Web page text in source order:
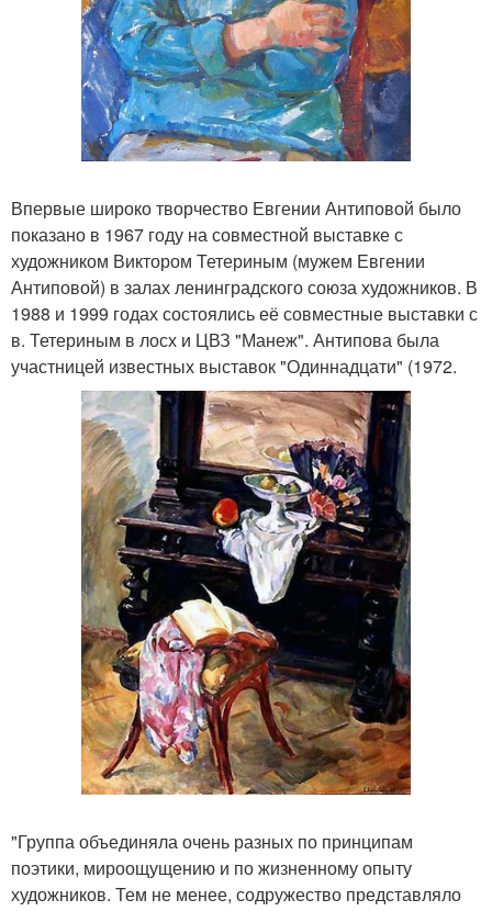
Впервые широко творчество Евгении Антиповой было
показано в 1967 году на совместной выставке с
художником Виктором Тетериным (мужем Евгении
Антиповой) в залах ленинградского союза художников. В
1988 и 1999 годах состоялись её совместные выставки с
в. Тетериным в лосх и ЦВЗ "Манеж". Антипова была
участницей известных выставок "Одиннадцати" (1972.
"Группа объединяла очень разных по принципам
поэтики, мироощущению и по жизненному опыту
художников. Тем не менее, содружество представляло